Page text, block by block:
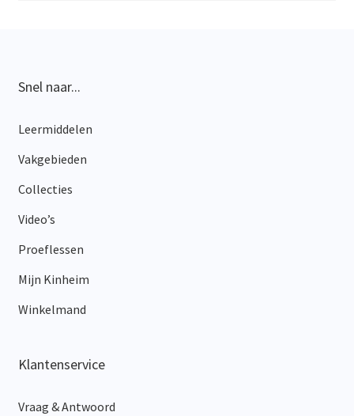
Snel naar...
Leermiddelen
Vakgebieden
Collecties
Video’s
Proeflessen
Mijn Kinheim
Winkelmand
Klantenservice
Vraag & Antwoord